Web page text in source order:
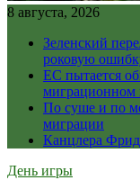
8 августа, 2026
Зеленский
роковую
ЕС пытается
миграционном
По суше и по
миграции
Канцлера
День игры